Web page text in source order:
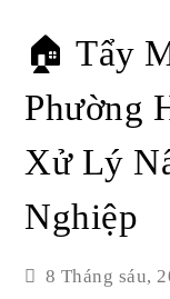
🏠 Tẩy
Phường
Xử Lý
Nghiệp
8 Tháng sáu,